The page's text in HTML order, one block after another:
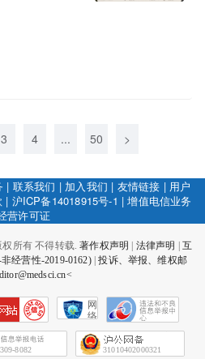
3 4 ... 50 >
| 联系我们 | 加入我们 | 友情链接 | 用户
| 沪ICP备14018915号-1 |增值电信业务
营许可证
权所有 不得转载.著作权声明 法律声明
互
经营性-2019-0162)|投诉、举报、维权邮
网
络
会
征
8082 31010402000321